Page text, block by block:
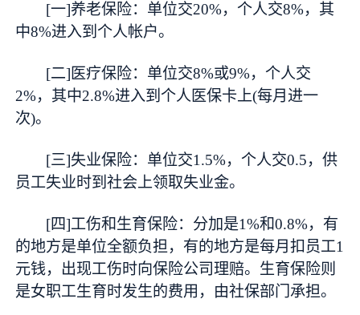
[一]养老保险：单位交20%，个人交8%，其
中8%进入到个人帐户。
[二]医疗保险：单位交8%或9%，个人交
2%，其中2.8%进入到个人医保卡上(每月进一
次)。
[三]失业保险：单位交1.5%，个人交0.5，供
员工失业时到社会上领取失业金。
[四]工伤和生育保险：分加是1%和0.8%，有
的地方是单位全额负担，有的地方是每月扣员工1
元钱，出现工伤时向保险公司理赔。生育保险则
是女职工生育时发生的费用，由社保部门承担。